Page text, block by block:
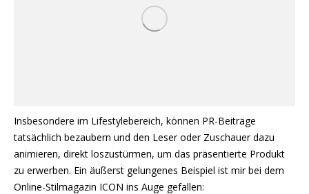
Insbesondere im Lifestylebereich, können PR-Beiträge
tatsächlich bezaubern und den Leser oder Zuschauer dazu
animieren, direkt loszustürmen, um das präsentierte Produkt
zu erwerben. Ein äußerst gelungenes Beispiel ist mir bei dem
Online-Stilmagazin ICON ins Auge gefallen: